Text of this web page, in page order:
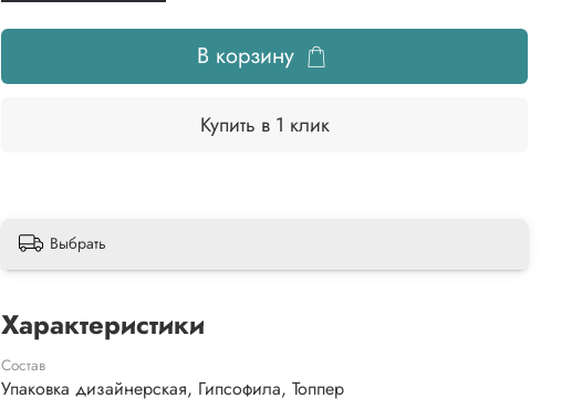
В корзину
Купить в 1 клик
Выбрать
Характеристики
Состав
Упаковка дизайнерская, Гипсофила, Топпер